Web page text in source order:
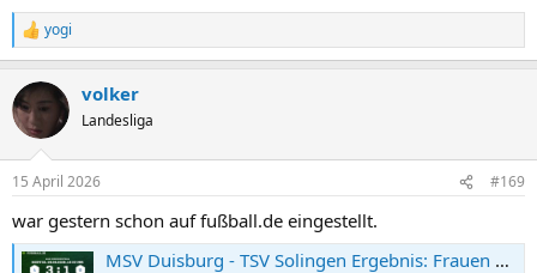
R
e
k
t
i
e
:
yogi
volker
Landesliga
15 April 2026 #169
war gestern schon auf fußball.de eingestellt.
MSV Duisburg - TSV Solingen Ergebnis: Frauen Verbandspokal - Frauen - 25.05.2026